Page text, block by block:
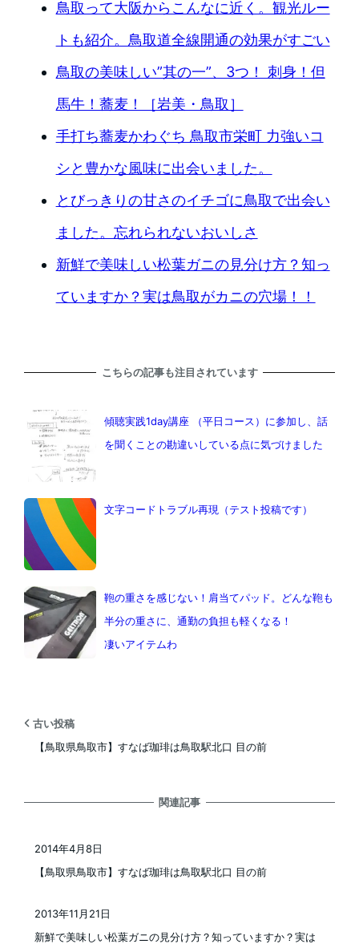
鳥取って大阪からこんなに近く。観光ルー
トも紹介。鳥取道全線開通の効果がすごい
鳥取の美味しい”其の一”、3つ！ 刺身！但
馬牛！蕎麦！［岩美・鳥取］
手打ち蕎麦かわぐち 鳥取市栄町 力強いコ
シと豊かな風味に出会いました。
とびっきりの甘さのイチゴに鳥取で出会い
ました。忘れられないおいしさ
新鮮で美味しい松葉ガニの見分け方？知っ
ていますか？実は鳥取がカニの穴場！！
こちらの記事も注目されています
傾聴実践1day講座 （平日コース）に参加し、話
を聞くことの勘違いしている点に気づけました
文字コードトラブル再現（テスト投稿です）
鞄の重さを感じない！肩当てパッド。どんな鞄も
半分の重さに、通勤の負担も軽くなる！
凄いアイテムわ
古い投稿
【鳥取県鳥取市】すなば珈琲は鳥取駅北口 目の前
関連記事
【鳥取県鳥取市】すなば珈琲は鳥取駅北口 目の前
2014年4月8日
新鮮で美味しい松葉ガニの見分け方？知っていますか？実は
投稿日
2013年11月21日